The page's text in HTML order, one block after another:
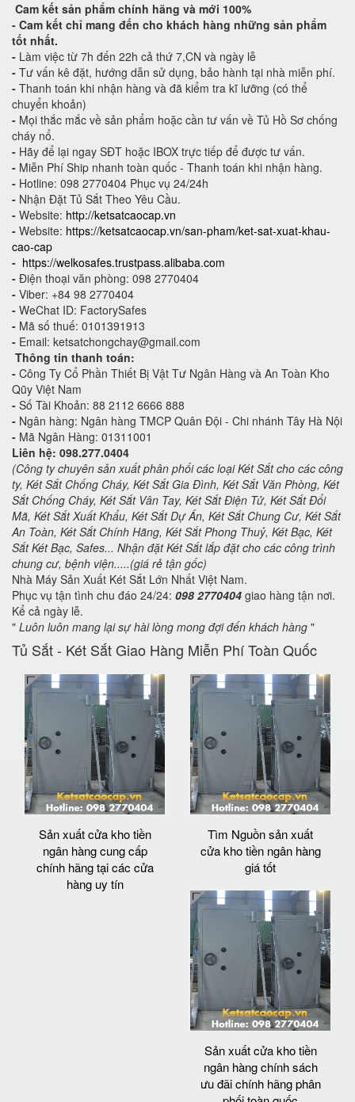
Cam kết sản phẩm chính hãng và mới 100%
- Cam kết chỉ mang đến cho khách hàng những sản phẩm
tốt nhất.
- Làm việc từ 7h đến 22h cả thứ 7,CN và ngày lễ
- Tư vấn kê đặt, hướng dẫn sử dụng, bảo hành tại nhà miễn phí.
- Thanh toán khi nhận hàng và đã kiểm tra kĩ lưỡng (có thể
chuyển khoản)
- Mọi thắc mắc về sản phẩm hoặc cần tư vấn về Tủ Hồ Sơ chống
cháy nổ.
- Hãy để lại ngay SĐT hoặc IBOX trực tiếp để được tư vấn.
- Miễn Phí Ship nhanh toàn quốc - Thanh toán khi nhận hàng.
- Hotline: 098 2770404 Phục vụ 24/24h
- Nhận Đặt Tủ Sắt Theo Yêu Cầu.
- Website: http://ketsatcaocap.vn
- Website: https://ketsatcaocap.vn/san-pham/ket-sat-xuat-khau-
cao-cap
- https://welkosafes.trustpass.alibaba.com
- Điện thoại văn phòng: 098 2770404
- Viber: +84 98 2770404
- WeChat ID: FactorySafes
- Mã số thuế: 0101391913
- Email: ketsatchongchay@gmail.com
Thông tin thanh toán:
- Công Ty Cổ Phần Thiết Bị Vật Tư Ngân Hàng và An Toàn Kho
Qũy Việt Nam
- Số Tài Khoản: 88 2112 6666 888
- Ngân hàng: Ngân hàng TMCP Quân Đội - Chi nhánh Tây Hà Nội
- Mã Ngân Hàng: 01311001
Liên hệ: 098.277.0404
(Công ty chuyên sản xuất phân phối các loại Két Sắt cho các công
ty, Két Sắt Chống Cháy, Két Sắt Gia Đình, Két Sắt Văn Phòng, Két
Sắt Chống Cháy, Két Sắt Vân Tay, Két Sắt Điện Tử, Két Sắt Đổi
Mã, Két Sắt Xuất Khẩu, Két Sắt Dự Án, Két Sắt Chung Cư, Két Sắt
An Toàn, Két Sắt Chính Hãng, Két Sắt Phong Thuỷ, Két Bạc, Két
Sắt Két Bạc, Safes... Nhận đặt Két Sắt lắp đặt cho các công trình
chung cư, bệnh viện.....(giá rẻ tận gốc)
Nhà Máy Sản Xuất Két Sắt Lớn Nhất Việt Nam.
Phục vụ tận tình chu đáo 24/24: 098 2770404 giao hàng tận nơi.
Kể cả ngày lễ.
" Luôn luôn mang lại sự hài lòng mong đợi đến khách hàng "
Tủ Sắt - Két Sắt Giao Hàng Miễn Phí Toàn Quốc
Sản xuất cửa kho tiền
ngân hàng cung cấp
chính hãng tại các cửa
hàng uy tín
Tìm Nguồn sản xuất
cửa kho tiền ngân hàng
giá tốt
Sản xuất cửa kho tiền
ngân hàng chính sách
ưu đãi chính hãng phân